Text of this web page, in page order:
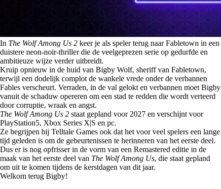
In The Wolf Among Us 2 keer je als speler terug naar Fabletown in een
duistere neon-noir-thriller die de veelgeprezen serie op gedurfde en
ambitieuze wijze verder uitbreidt.
Kruip opnieuw in de huid van Bigby Wolf, sheriff van Fabletown,
terwijl een dodelijk complot de wankele vrede onder de verbannen
Fables verscheurt. Verraden, in de val gelokt en verbannen moet Bigby
vanuit de schaduw opereren om een stad te redden die wordt verteerd
door corruptie, wraak en angst.
The Wolf Among Us 2 staat gepland voor 2027 en verschijnt voor
PlayStation5, Xbox Series X|S en pc.
Ze begrijpen bij Telltale Games ook dat het voor veel spelers een lange
tijd geleden is om de gebeurtenissen te herinneren van het eerste deel.
Dus er is nog opfrisser in de vorm van een Remastered editie in de
maak van het eerste deel van The Wolf Among Us, die staat gepland
om uit te komen tijdens de kerstdagen van dit jaar.
Welkom terug Bigby!